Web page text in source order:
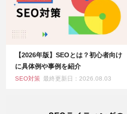
【2026年版】SEOとは？初心者向け
に具体例や事例を紹介
SEO対策 最終更新日：2026.08.03